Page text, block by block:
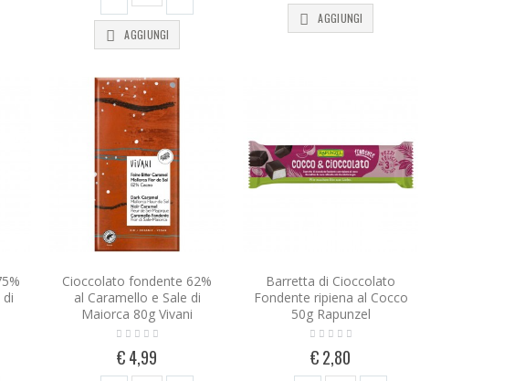
AGGIUNGI
AGGIUNGI
Cioccolato fondente 62%
al Caramello e Sale di
Maiorca 80g Vivani
€ 4,99
Barretta di Cioccolato
Fondente ripiena al Cocco
50g Rapunzel
€ 2,80